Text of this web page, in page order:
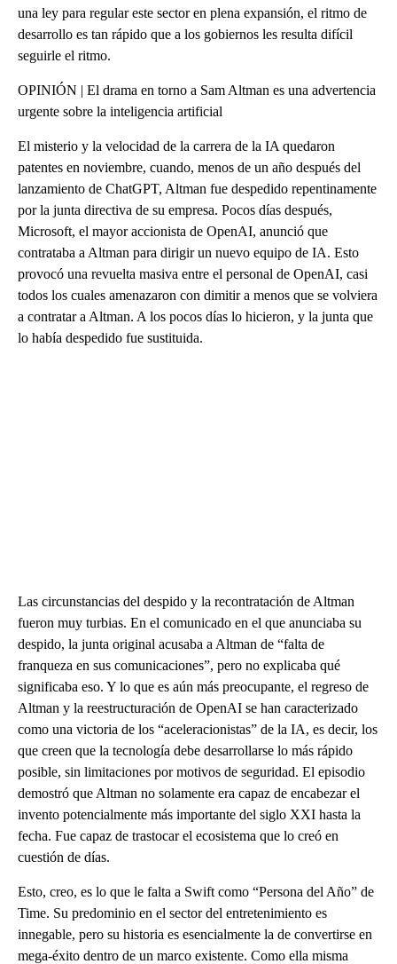
una ley para regular este sector en plena expansión, el ritmo de
desarrollo es tan rápido que a los gobiernos les resulta difícil
seguirle el ritmo.
OPINIÓN | El drama en torno a Sam Altman es una advertencia
urgente sobre la inteligencia artificial
El misterio y la velocidad de la carrera de la IA quedaron
patentes en noviembre, cuando, menos de un año después del
lanzamiento de ChatGPT, Altman fue despedido repentinamente
por la junta directiva de su empresa. Pocos días después,
Microsoft, el mayor accionista de OpenAI, anunció que
contrataba a Altman para dirigir un nuevo equipo de IA. Esto
provocó una revuelta masiva entre el personal de OpenAI, casi
todos los cuales amenazaron con dimitir a menos que se volviera
a contratar a Altman. A los pocos días lo hicieron, y la junta que
lo había despedido fue sustituida.
Las circunstancias del despido y la recontratación de Altman
fueron muy turbias. En el comunicado en el que anunciaba su
despido, la junta original acusaba a Altman de “falta de
franqueza en sus comunicaciones”, pero no explicaba qué
significaba eso. Y lo que es aún más preocupante, el regreso de
Altman y la reestructuración de OpenAI se han caracterizado
como una victoria de los “aceleracionistas” de la IA, es decir, los
que creen que la tecnología debe desarrollarse lo más rápido
posible, sin limitaciones por motivos de seguridad. El episodio
demostró que Altman no solamente era capaz de encabezar el
invento potencialmente más importante del siglo XXI hasta la
fecha. Fue capaz de trastocar el ecosistema que lo creó en
cuestión de días.
Esto, creo, es lo que le falta a Swift como “Persona del Año” de
Time. Su predominio en el sector del entretenimiento es
innegable, pero su historia es esencialmente la de convertirse en
mega-éxito dentro de un marco existente. Como ella misma